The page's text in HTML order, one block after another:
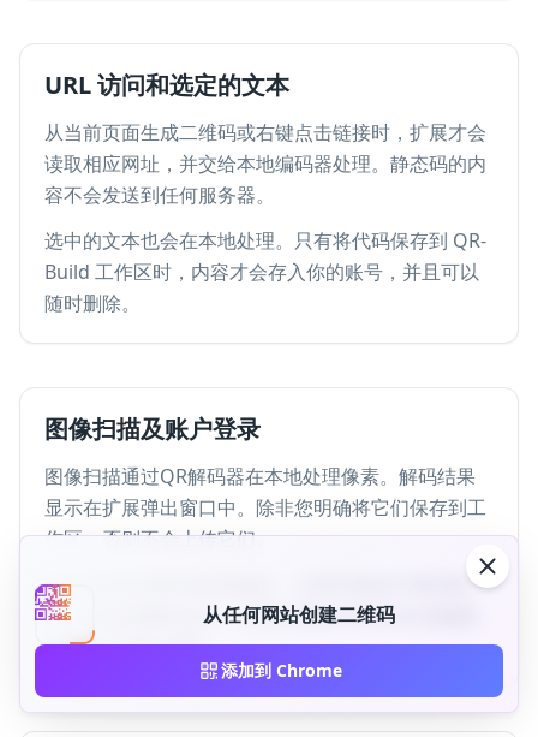
URL 访问和选定的文本
从当前页面生成二维码或右键点击链接时，扩展才会
读取相应网址，并交给本地编码器处理。静态码的内
容不会发送到任何服务器。
选中的文本也会在本地处理。只有将代码保存到 QR-
Build 工作区时，内容才会存入你的账号，并且可以
随时删除。
图像扫描及账户登录
图像扫描通过QR解码器在本地处理像素。解码结果
显示在扩展弹出窗口中。除非您明确将它们保存到工
作区，否则不会上传它们。
帐户登录使用标准身份验证。令牌存储在扩展存储
中。注销会删除会话。云同步遵循 QR-Build 的隐私
政策和 GDPR 承诺。
从任何网站创建二维码
添加到 Chrome